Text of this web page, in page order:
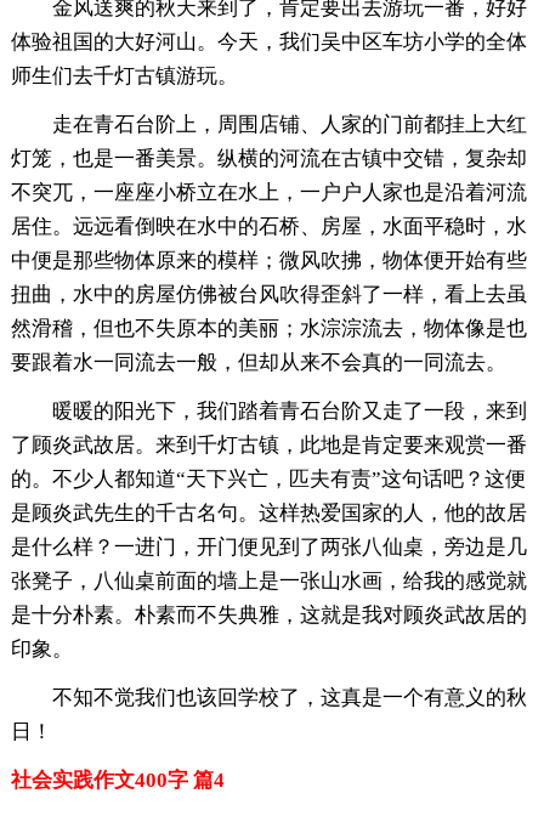
金风送爽的秋天来到了，肯定要出去游玩一番，好好
体验祖国的大好河山。今天，我们吴中区车坊小学的全体
师生们去千灯古镇游玩。
走在青石台阶上，周围店铺、人家的门前都挂上大红
灯笼，也是一番美景。纵横的河流在古镇中交错，复杂却
不突兀，一座座小桥立在水上，一户户人家也是沿着河流
居住。远远看倒映在水中的石桥、房屋，水面平稳时，水
中便是那些物体原来的模样；微风吹拂，物体便开始有些
扭曲，水中的房屋仿佛被台风吹得歪斜了一样，看上去虽
然滑稽，但也不失原本的美丽；水淙淙流去，物体像是也
要跟着水一同流去一般，但却从来不会真的一同流去。
暖暖的阳光下，我们踏着青石台阶又走了一段，来到
了顾炎武故居。来到千灯古镇，此地是肯定要来观赏一番
的。不少人都知道“天下兴亡，匹夫有责”这句话吧？这便
是顾炎武先生的千古名句。这样热爱国家的人，他的故居
是什么样？一进门，开门便见到了两张八仙桌，旁边是几
张凳子，八仙桌前面的墙上是一张山水画，给我的感觉就
是十分朴素。朴素而不失典雅，这就是我对顾炎武故居的
印象。
不知不觉我们也该回学校了，这真是一个有意义的秋
日！
社会实践作文400字 篇4